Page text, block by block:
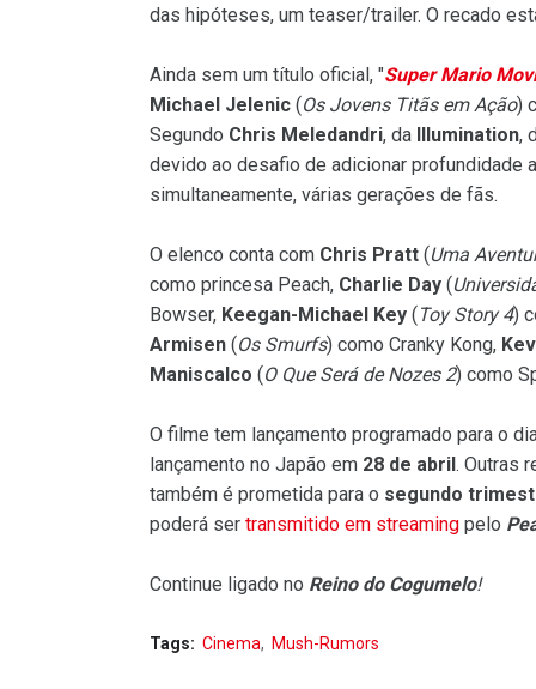
das hipóteses, um teaser/trailer. O recado
Ainda sem um título oficial, "Super Mario
Michael Jelenic (Os Jovens Titãs em Ação)
Segundo Chris Meledandri, da Illumination,
devido ao desafio de adicionar profundidade
simultaneamente, várias gerações de fãs.
O elenco conta com Chris Pratt (Uma
como princesa Peach, Charlie Day (
Bowser, Keegan-Michael Key (Toy Story 4)
Armisen (Os Smurfs) como Cranky Kong,
Maniscalco (O Que Será de Nozes 2) como
O filme tem lançamento programado para o
lançamento no Japão em 28 de abril. Outras
também é prometida para o segundo
poderá ser transmitido em streaming pelo
Continue ligado no Reino do Cogumelo!
Tags: Cinema Mush-Rumors